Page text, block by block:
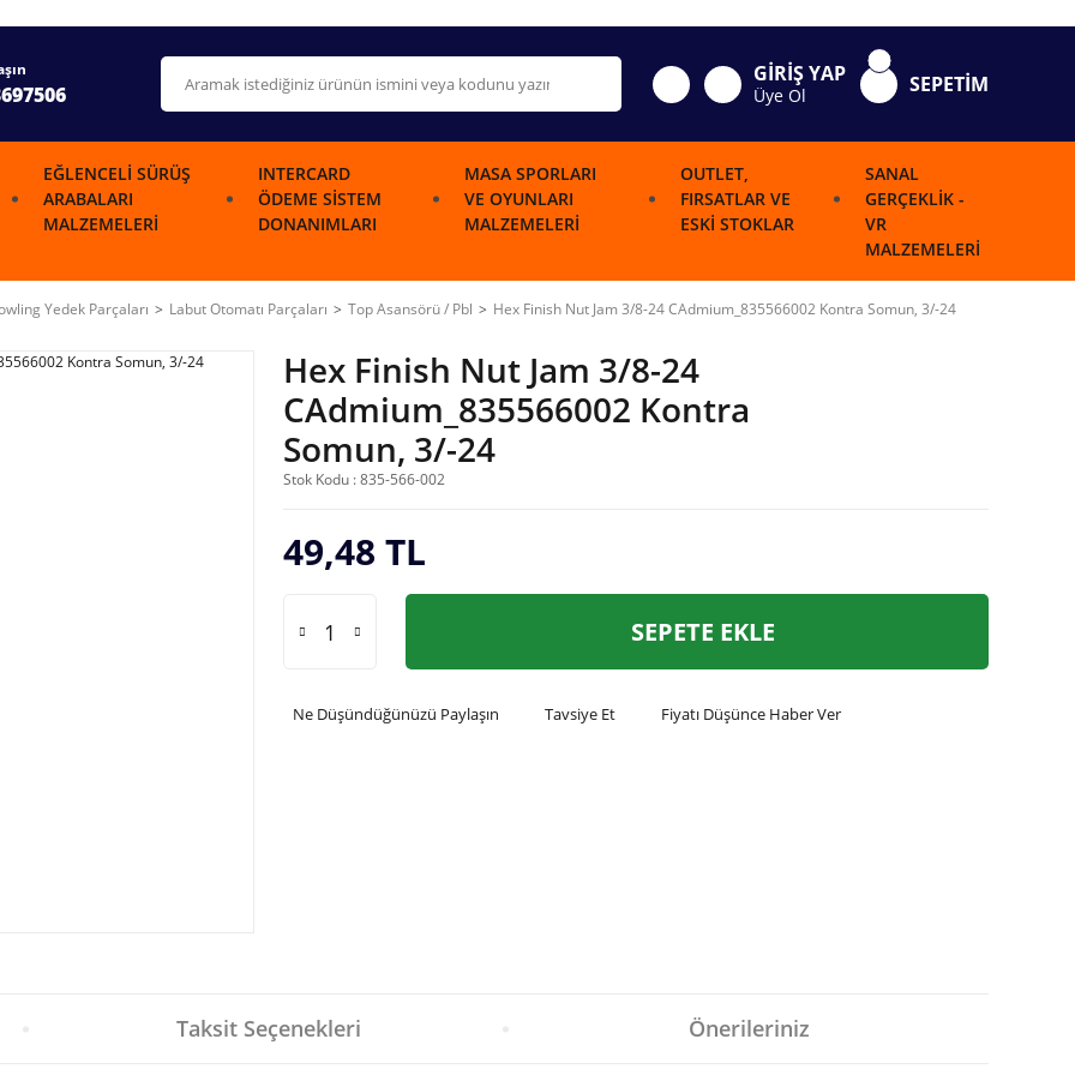
GİRİŞ YAP
Üye Ol SEPETİM
EĞLENCELI SÜRÜŞ
ARABALARI
MALZEMELERI
INTERCARD
ÖDEME SISTEM
DONANIMLARI
MASA SPORLARI
VE OYUNLARI
MALZEMELERI
OUTLET,
FIRSATLAR VE
ESKI STOKLAR
SANAL
GERÇEKLIK -
VR
MALZEMELERI
Yedek Parçaları Labut Otomatı Parçaları Top Asansörü / Pbl Hex Finish Nut Jam 3/8-24 CAdmium_835566002 Kontra Somun, 3/-24
Hex Finish Nut Jam 3/8-24
CAdmium_835566002 Kontra
Somun, 3/-24
Stok Kodu : 835-566-002
49,48 TL
SEPETE EKLE
Ne Düşündüğünüzü Paylaşın Tavsiye Et Fiyatı Düşünce Haber Ver
Taksit Seçenekleri Önerileriniz